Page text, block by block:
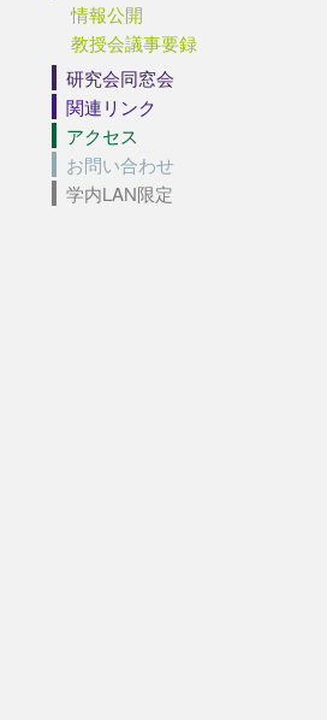
情報公開
教授会議事要録
研究会同窓会
関連リンク
アクセス
お問い合わせ
学内LAN限定